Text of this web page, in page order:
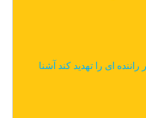
راننده ای را تهدید کند آشنا